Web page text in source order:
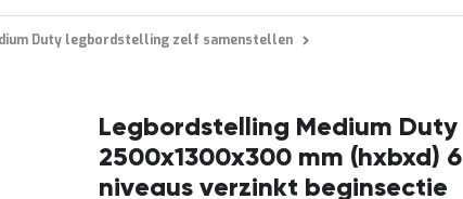
Duty legbordstelling zelf samenstellen
Legbordstelling Medium Duty
2500x1300x300 mm (hxbxd) 6
niveaus verzinkt beginsectie